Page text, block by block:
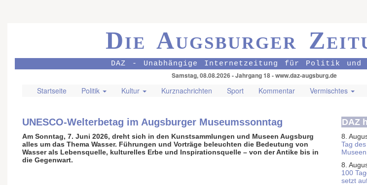
Die Augsburger
DAZ - Unabhängige Internetzeitung für Politik und
Samstag, 08.08.2026 - Jahrgang 18 - www.daz-augsburg.de
Startseite Politik Kultur Kurznachrichten Sport Kommentar Vermischtes
UNESCO-Welterbetag im Augsburger Museumssonntag
Am Sonntag, 7. Juni 2026, dreht sich in den Kunst­samm­lungen und Museen Augsburg
alles um das Thema Wasser. Führungen und Vorträge beleuchten die Bedeutung von
Wasser als Lebens­quelle, kultu­relles Erbe und Inspi­rations­quelle – von der Antike bis in
die Gegenwart.
DAZ
8.
Tag
8.
100
setzt